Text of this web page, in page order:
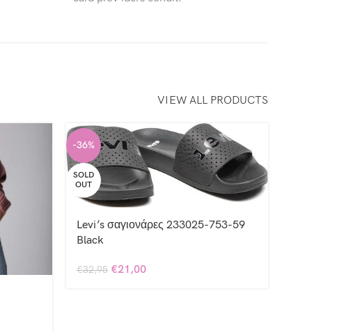
VIEW ALL PRODUCTS
-36%
SOLD
OUT
Levi’s σαγιονάρες 233025-753-59
Black
€32,95 €21,00